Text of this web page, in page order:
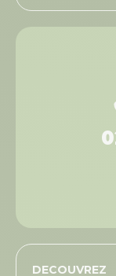
DECOUVREZ